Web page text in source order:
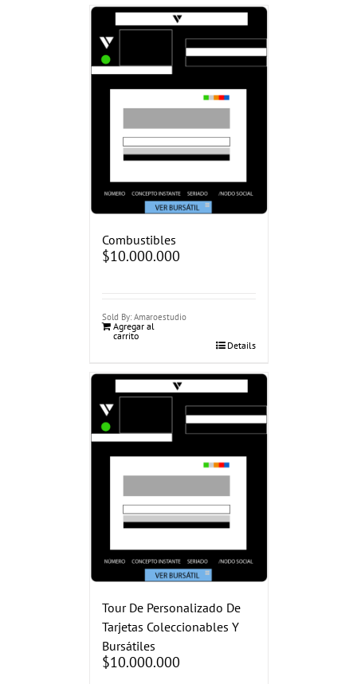
Combustibles
$10.000.000
Sold By: Amaroestudio
Agregar al
carrito
Details
Tour De Personalizado De
Tarjetas Coleccionables Y
Bursátiles
$10.000.000